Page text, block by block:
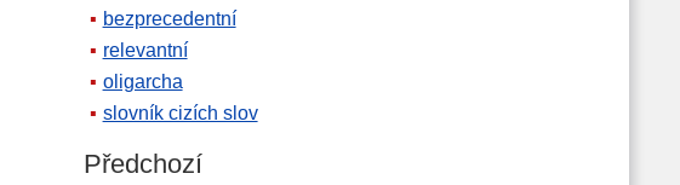
bezprecedentní
relevantní
oligarcha
slovník cizích slov
Předchozí